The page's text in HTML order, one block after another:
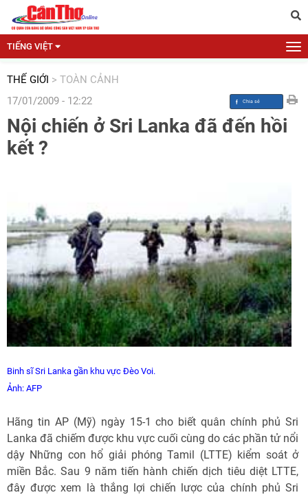
TIẾNG VIỆT
THẾ GIỚI > TOÀN CẢNH
17/01/2009 - 12:22
Nội chiến ở Sri Lanka đã đến hồi
kết ?
Binh sĩ Sri Lanka gần khu vực Đèo Voi.
Ảnh: AFP
Hãng tin AP (Mỹ) ngày 15-1 cho biết quân chính phủ Sri
Lanka đã chiếm được khu vực cuối cùng do các phần tử nổi
dậy Những con hổ giải phóng Tamil (LTTE) kiểm soát ở
miền Bắc. Sau 9 năm tiến hành chiến dịch tiêu diệt LTTE,
đây được xem là thắng lợi chiến lược của chính phủ Sri